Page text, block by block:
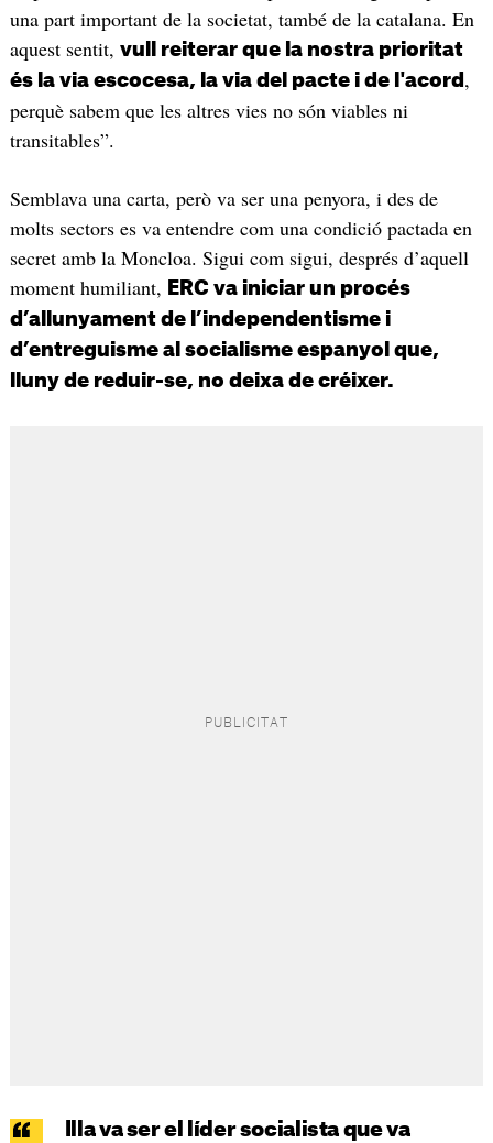
una part important de la societat, també de la catalana. En
aquest sentit, vull reiterar que la nostra prioritat
és la via escocesa, la via del pacte i de l'acord ,
perquè sabem que les altres vies no són viables ni
transitables”.
Semblava una carta, però va ser una penyora, i des de
molts sectors es va entendre com una condició pactada en
secret amb la Moncloa. Sigui com sigui, després d’aquell
moment humiliant, ERC va iniciar un procés
d’allunyament de l’independentisme i
d’entreguisme al socialisme espanyol que,
lluny de reduir-se, no deixa de créixer.
Illa va ser el líder socialista que va